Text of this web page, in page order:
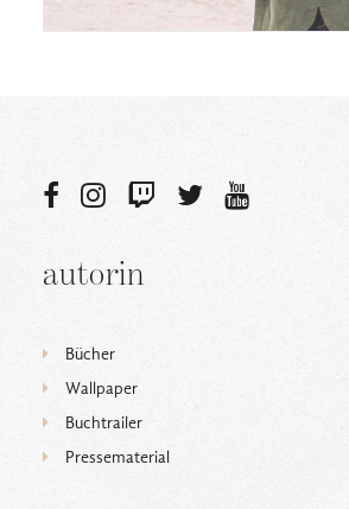
autorin
Bücher
Wallpaper
Buchtrailer
Pressematerial